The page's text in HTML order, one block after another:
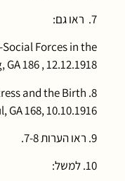
7. ראו גם:
Forces in the
186 , 12.12.1918.
and the Birth
168, 10.10.1916.
9. ראו הערות 7-8.
10. למשל: